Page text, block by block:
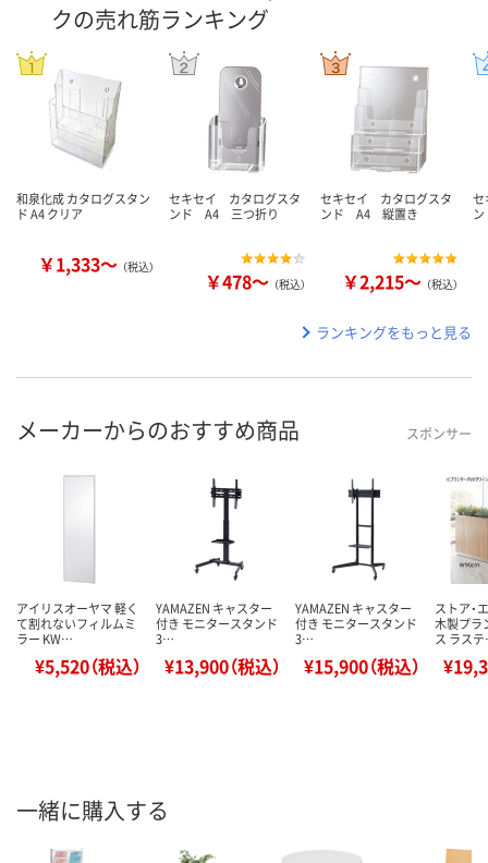
クの売れ筋ランキング
和泉化成 カタログスタン
ド A4 クリア
￥1,333～ （税込）
セキセイ カタログスタ
ンド A4 三つ折り
￥478～ （税込）
セキセイ カタログスタ
ンド A4 縦置き
￥2,215～ （税込）
ランキングをもっと見る
メーカーからのおすすめ商品 スポンサー
アイリスオーヤマ 軽く
て割れないフィルムミ
ラー KW…
¥5,520（税込）
YAMAZEN キャスター
付き モニタースタンド
3…
¥13,900（税込）
YAMAZEN キャスター
付き モニタースタンド
3…
¥15,900（税込）
ストア・
木製プラ
ス ラス
一緒に購入する